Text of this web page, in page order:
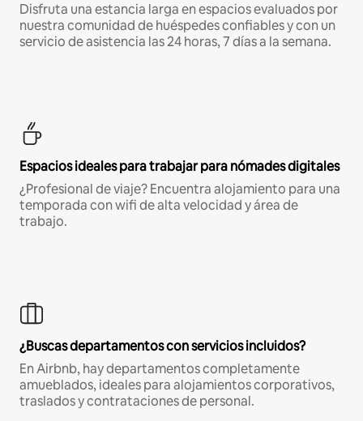
Disfruta una estancia larga en espacios evaluados por
nuestra comunidad de huéspedes confiables y con un
servicio de asistencia las 24 horas, 7 días a la semana.
Espacios ideales para trabajar para nómades digitales
¿Profesional de viaje? Encuentra alojamiento para una
temporada con wifi de alta velocidad y área de
trabajo.
¿Buscas departamentos con servicios incluidos?
En Airbnb, hay departamentos completamente
amueblados, ideales para alojamientos corporativos,
traslados y contrataciones de personal.